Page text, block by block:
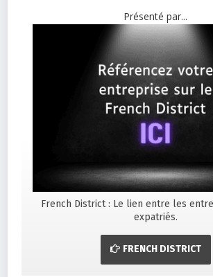
Présenté par...
French District : Le lien entre les
expatriés.
FRENCH DISTRICT